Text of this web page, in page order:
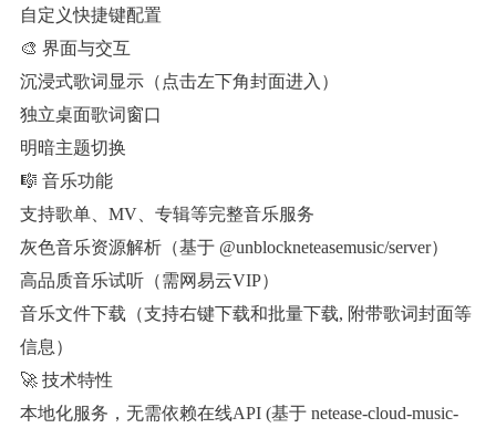
自定义快捷键配置
🎨 界面与交互
沉浸式歌词显示（点击左下角封面进入）
独立桌面歌词窗口
明暗主题切换
🎼 音乐功能
支持歌单、MV、专辑等完整音乐服务
灰色音乐资源解析（基于 @unblockneteasemusic/server）
高品质音乐试听（需网易云VIP）
音乐文件下载（支持右键下载和批量下载, 附带歌词封面等
信息）
🚀 技术特性
本地化服务，无需依赖在线API (基于 netease-cloud-music-